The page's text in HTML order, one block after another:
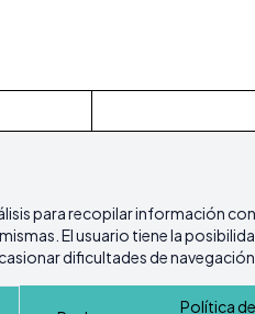
para recopilar información
El usuario tiene la
dificultades de navegación
Política de
Política de